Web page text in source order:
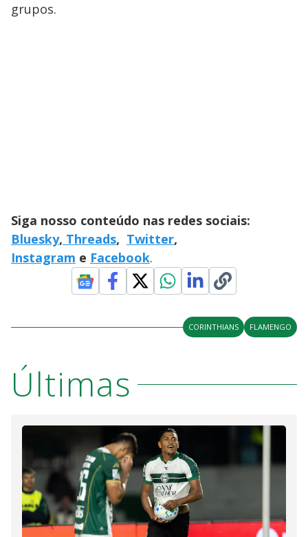
grupos.
Siga nosso conteúdo nas redes sociais:
Bluesky, Threads, Twitter,
Instagram e Facebook.
CORINTHIANS FLAMENGO
Últimas